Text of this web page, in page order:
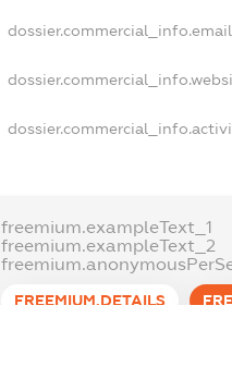
dossier.commercial_info.email
freemium.exampleText_1
freemium.exampleText_2
FREEMIUM.DETAILS